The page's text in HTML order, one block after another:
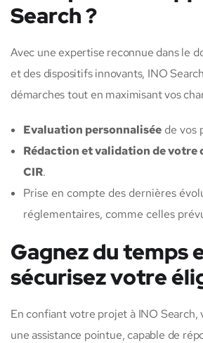
Search ?
Avec une expertise reconnue dans le
et des dispositifs innovants, INO
démarches tout en maximisant vos
Evaluation personnalisée de vos
Rédaction et validation de votre
CIR.
Prise en compte des dernières
réglementaires, comme celles
Gagnez du temps
sécurisez votre
En confiant votre projet à INO Search,
une assistance pointue, capable de